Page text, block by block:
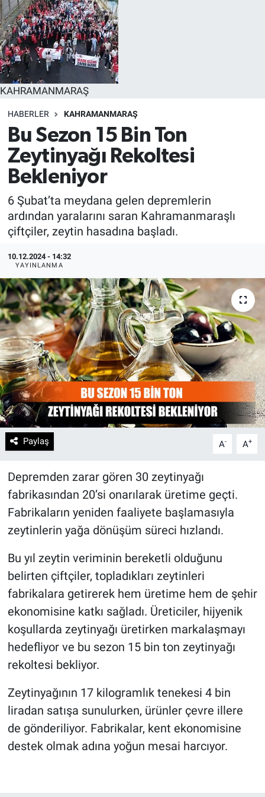
KAHRAMANMARAŞ
HABERLER KAHRAMANMARAŞ
Bu Sezon 15 Bin Ton
Zeytinyağı Rekoltesi
Bekleniyor
6 Şubat’ta meydana gelen depremlerin
ardından yaralarını saran Kahramanmaraşlı
çiftçiler, zeytin hasadına başladı.
10.12.2024 - 14:32
YAYINLANMA
Paylaş A- A+
Depremden zarar gören 30 zeytinyağı
fabrikasından 20’si onarılarak üretime geçti.
Fabrikaların yeniden faaliyete başlamasıyla
zeytinlerin yağa dönüşüm süreci hızlandı.
Bu yıl zeytin veriminin bereketli olduğunu
belirten çiftçiler, topladıkları zeytinleri
fabrikalara getirerek hem üretime hem de şehir
ekonomisine katkı sağladı. Üreticiler, hijyenik
koşullarda zeytinyağı üretirken markalaşmayı
hedefliyor ve bu sezon 15 bin ton zeytinyağı
rekoltesi bekliyor.
Zeytinyağının 17 kilogramlık tenekesi 4 bin
liradan satışa sunulurken, ürünler çevre illere
de gönderiliyor. Fabrikalar, kent ekonomisine
destek olmak adına yoğun mesai harcıyor.
EĞİTİM
EKONOMİ
KÜLTÜR-SANAT
MAGAZİN
SAĞLIK
TEKNOLOJİ
TİCARET